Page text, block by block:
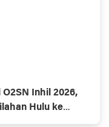
Inhil 2026,
Hulu ke